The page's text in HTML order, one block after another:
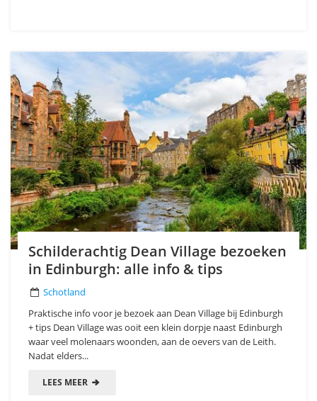
Schilderachtig Dean Village bezoeken
in Edinburgh: alle info & tips
Schotland
Praktische info voor je bezoek aan Dean Village bij Edinburgh
+ tips Dean Village was ooit een klein dorpje naast Edinburgh
waar veel molenaars woonden, aan de oevers van de Leith.
Nadat elders...
LEES MEER